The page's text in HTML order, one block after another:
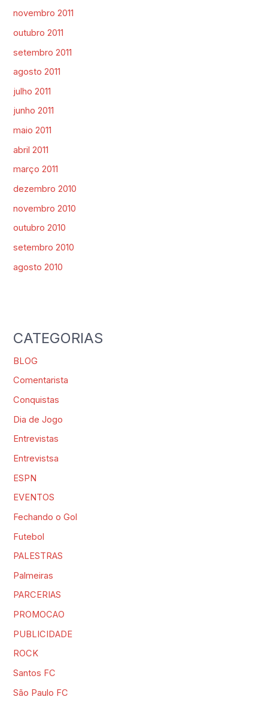
novembro 2011
outubro 2011
setembro 2011
agosto 2011
julho 2011
junho 2011
maio 2011
abril 2011
março 2011
dezembro 2010
novembro 2010
outubro 2010
setembro 2010
agosto 2010
CATEGORIAS
BLOG
Comentarista
Conquistas
Dia de Jogo
Entrevistas
Entrevistsa
ESPN
EVENTOS
Fechando o Gol
Futebol
PALESTRAS
Palmeiras
PARCERIAS
PROMOCAO
PUBLICIDADE
ROCK
Santos FC
São Paulo FC